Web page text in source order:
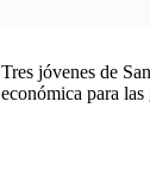
Tres jóvenes de
económica para